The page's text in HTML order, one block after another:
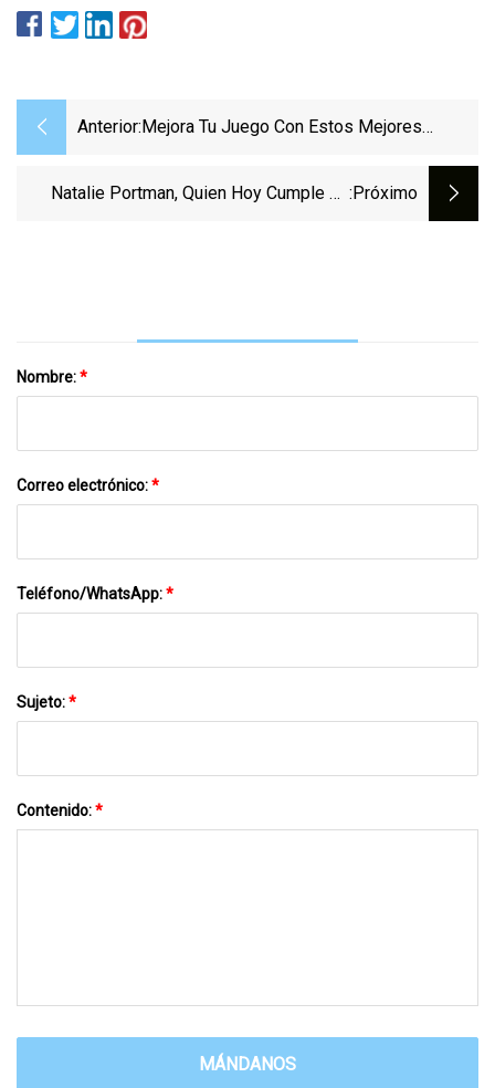
Anterior: Mejora Tu Juego Con Estos Mejores
Natalie Portman, Quien Hoy Cumple 41 :próximo
Nombre:*
Correo electrónico:*
Teléfono/WhatsApp:*
Sujeto:*
Contenido:*
MÁNDANOS